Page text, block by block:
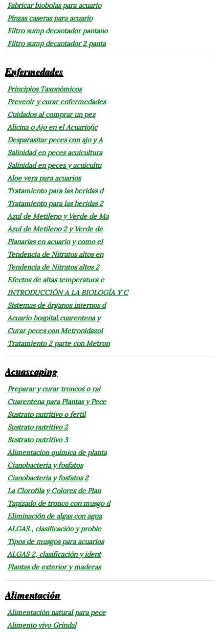
Fabricar biobolas para acuario
Pinzas caseras para acuario
Filtro sump decantador pantano
Filtro sump decantador 2 panta
Enfermedades
Principios Taxonómicos
Prevenir y curar enfermedades
Cuidados al comprar un pez
Alicina o Ajo en el Acuario(ic
Desparasitar peces con ajo y A
Salinidad en peces acuicultura
Salinidad en peces y acuicultu
Aloe vera para acuarios
Tratamiento para las heridas d
Tratamiento para las heridas 2
Azul de Metileno y Verde de Ma
Azul de Metileno 2 y Verde de
Planarias en acuario y como el
Tendencia de Nitratos altos en
Tendencia de Nitratos altos 2
Efectos de altas temperatura e
INTRODUCCIÓN A LA BIOLOGÍA Y C
Sistemas de órganos internos d
Acuario hospital,cuarentena y
Curar peces con Metronidazol
Tratamiento 2 parte con Metron
Acuascaping
Preparar y curar troncos o raí
Cuarentena para Plantas y Pece
Sustrato nutritivo o fertil
Sustrato nutritivo 2
Sustrato nutritivo 3
Alimentacion química de planta
Cianobacteria y fosfatos
Cianobacteria y fosfatos 2
La Clorofila y Colores de Plan
Tapizado de tronco con musgo d
Eliminación de algas con agua
ALGAS , clasificación y proble
Tipos de musgos para acuarios
ALGAS 2, clasificación y ident
Plantas de exterior y maderas
Alimentación
Alimentación natural para pece
Alimento vivo Grindal